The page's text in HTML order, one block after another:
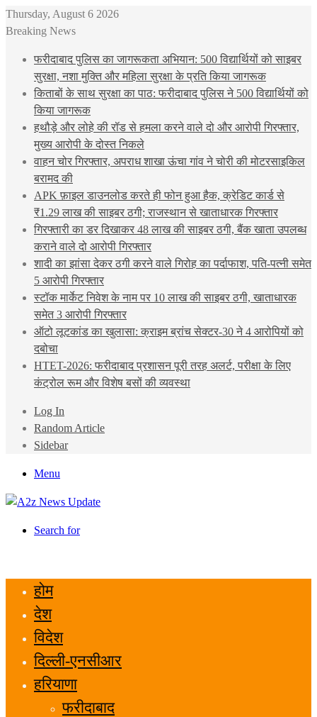
Thursday, August 6 2026
Breaking News
फरीदाबाद पुलिस का जागरूकता अभियान: 500 विद्यार्थियों को साइबर
सुरक्षा, नशा मुक्ति और महिला सुरक्षा के प्रति किया जागरूक
किताबों के साथ सुरक्षा का पाठ: फरीदाबाद पुलिस ने 500 विद्यार्थियों को
किया जागरूक
हथौड़े और लोहे की रॉड से हमला करने वाले दो और आरोपी गिरफ्तार,
मुख्य आरोपी के दोस्त निकले
वाहन चोर गिरफ्तार, अपराध शाखा ऊंचा गांव ने चोरी की मोटरसाइकिल
बरामद की
APK फ़ाइल डाउनलोड करते ही फोन हुआ हैक, क्रेडिट कार्ड से
₹1.29 लाख की साइबर ठगी; राजस्थान से खाताधारक गिरफ्तार
गिरफ्तारी का डर दिखाकर 48 लाख की साइबर ठगी, बैंक खाता उपलब्ध
कराने वाले दो आरोपी गिरफ्तार
शादी का झांसा देकर ठगी करने वाले गिरोह का पर्दाफाश, पति-पत्नी समेत
5 आरोपी गिरफ्तार
स्टॉक मार्केट निवेश के नाम पर 10 लाख की साइबर ठगी, खाताधारक
समेत 3 आरोपी गिरफ्तार
ऑटो लूटकांड का खुलासा: क्राइम ब्रांच सेक्टर-30 ने 4 आरोपियों को
दबोचा
HTET-2026: फरीदाबाद प्रशासन पूरी तरह अलर्ट, परीक्षा के लिए
कंट्रोल रूम और विशेष बसों की व्यवस्था
Log In
Random Article
Sidebar
Menu
Search for
होम
देश
विदेश
दिल्ली-एनसीआर
हरियाणा
फरीदाबाद